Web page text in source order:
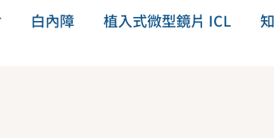
白內障 植入式微型鏡片 ICL